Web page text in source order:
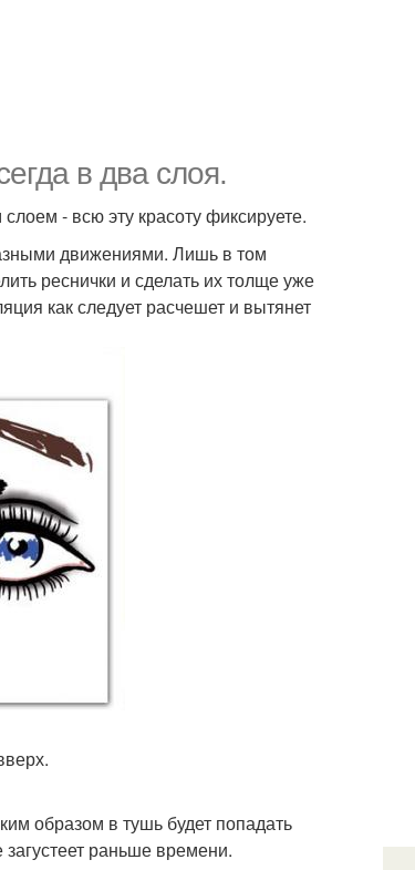
в два слоя.
- всю эту красоту фиксируете.
движениями. Лишь в том
реснички и сделать их толще уже
как следует расчешет и вытянет
образом в тушь будет попадать
раньше времени.